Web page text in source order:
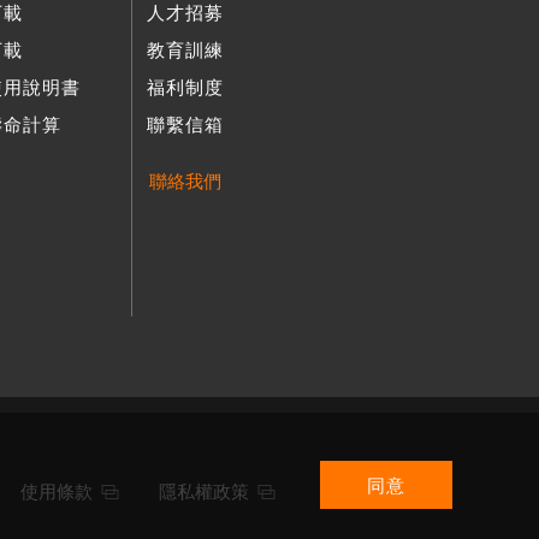
載
用說明書
命計算
人才招募
教育訓練
福利制度
聯繫信箱
聯絡我們
使用條款 隱私權政策 同意